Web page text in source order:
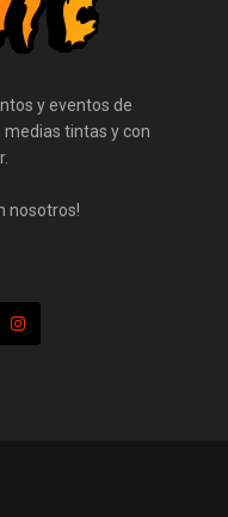
y eventos de
tintas y con
nosotros!